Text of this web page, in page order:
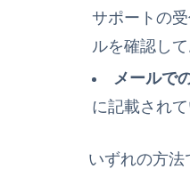
サポートの
ルを確認して
メールで
に記載され
いずれの方